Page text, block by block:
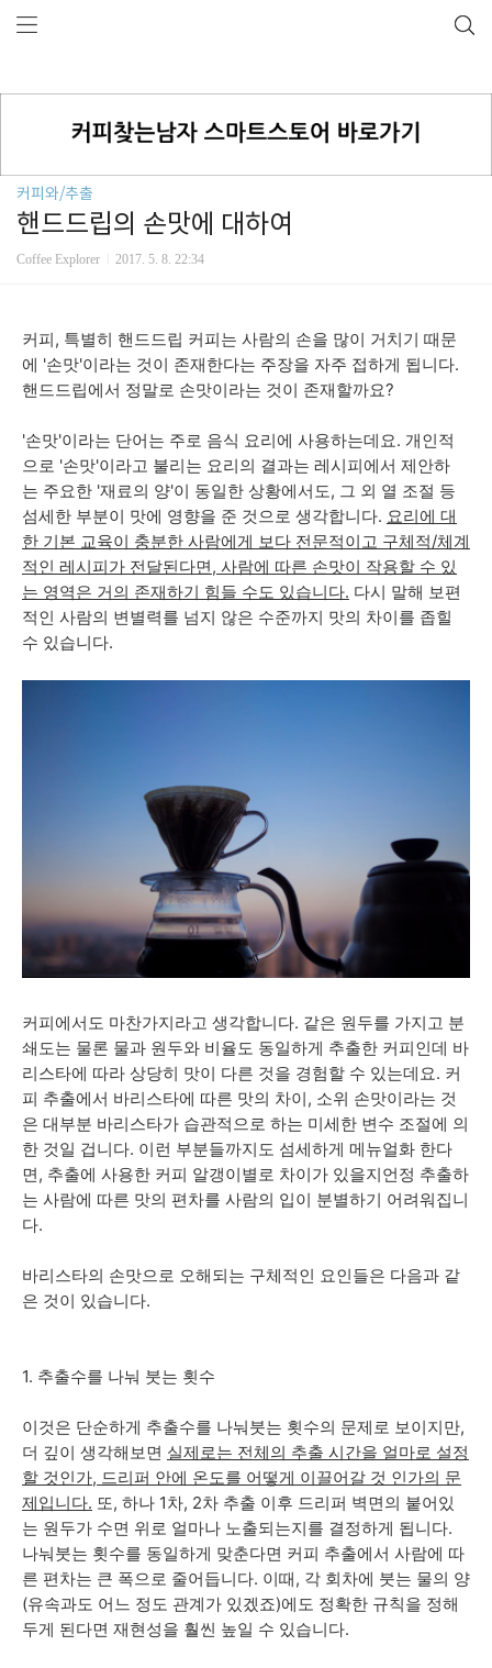
커피와/추출
핸드드립의 손맛에 대하여
Coffee Explorer 2017. 5. 8. 22:34
커피, 특별히 핸드드립 커피는 사람의 손을 많이 거치기 때문
에 '손맛'이라는 것이 존재한다는 주장을 자주 접하게 됩니다.
핸드드립에서 정말로 손맛이라는 것이 존재할까요?
'손맛'이라는 단어는 주로 음식 요리에 사용하는데요. 개인적
으로 '손맛'이라고 불리는 요리의 결과는 레시피에서 제안하
는 주요한 '재료의 양'이 동일한 상황에서도, 그 외 열 조절 등
섬세한 부분이 맛에 영향을 준 것으로 생각합니다. 요리에 대
한 기본 교육이 충분한 사람에게 보다 전문적이고 구체적/체계
적인 레시피가 전달된다면, 사람에 따른 손맛이 작용할 수 있
는 영역은 거의 존재하기 힘들 수도 있습니다. 다시 말해 보편
적인 사람의 변별력를 넘지 않은 수준까지 맛의 차이를 좁힐
수 있습니다.
커피에서도 마찬가지라고 생각합니다. 같은 원두를 가지고 분
쇄도는 물론 물과 원두와 비율도 동일하게 추출한 커피인데 바
리스타에 따라 상당히 맛이 다른 것을 경험할 수 있는데요. 커
피 추출에서 바리스타에 따른 맛의 차이, 소위 손맛이라는 것
은 대부분 바리스타가 습관적으로 하는 미세한 변수 조절에 의
한 것일 겁니다. 이런 부분들까지도 섬세하게 메뉴얼화 한다
면, 추출에 사용한 커피 알갱이별로 차이가 있을지언정 추출하
는 사람에 따른 맛의 편차를 사람의 입이 분별하기 어려워집니
다.
바리스타의 손맛으로 오해되는 구체적인 요인들은 다음과 같
은 것이 있습니다.
1. 추출수를 나눠 붓는 횟수
이것은 단순하게 추출수를 나눠붓는 횟수의 문제로 보이지만,
더 깊이 생각해보면 실제로는 전체의 추출 시간을 얼마로 설정
할 것인가, 드리퍼 안에 온도를 어떻게 이끌어갈 것 인가의 문
제입니다. 또, 하나 1차, 2차 추출 이후 드리퍼 벽면의 붙어있
는 원두가 수면 위로 얼마나 노출되는지를 결정하게 됩니다.
나눠붓는 횟수를 동일하게 맞춘다면 커피 추출에서 사람에 따
른 편차는 큰 폭으로 줄어듭니다. 이때, 각 회차에 붓는 물의 양
(유속과도 어느 정도 관계가 있겠죠)에도 정확한 규칙을 정해
두게 된다면 재현성을 훨씬 높일 수 있습니다.